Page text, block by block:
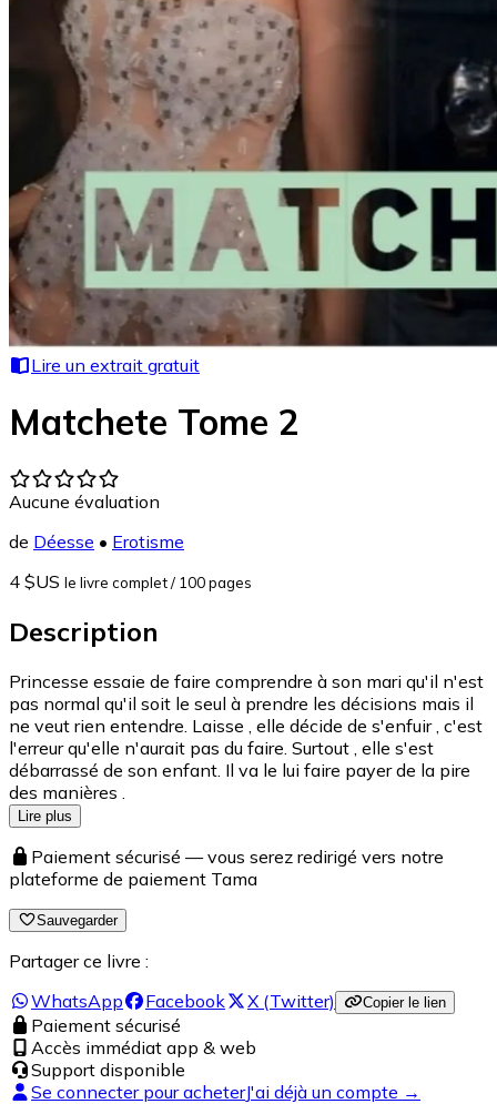
Lire un extrait gratuit
Matchete Tome 2
Aucune évaluation
de Déesse • Erotisme
4 $US le livre complet/ 100 pages
Description
Princesse essaie de faire comprendre à son mari qu'il n'est
pas normal qu'il soit le seul à prendre les décisions mais il
ne veut rien entendre. Laisse , elle décide de s'enfuir , c'est
l'erreur qu'elle n'aurait pas du faire. Surtout , elle s'est
débarrassé de son enfant. Il va le lui faire payer de la pire
des manières .
Lire plus
Paiement sécurisé — vous serez redirigé vers notre
plateforme de paiement Tama
Sauvegarder
Partager ce livre :
WhatsApp
Facebook X (Twitter) Copier le lien
Paiement sécurisé
Accès immédiat app & web
Support disponible
Se connecter pour acheterJ'ai déjà un compte →